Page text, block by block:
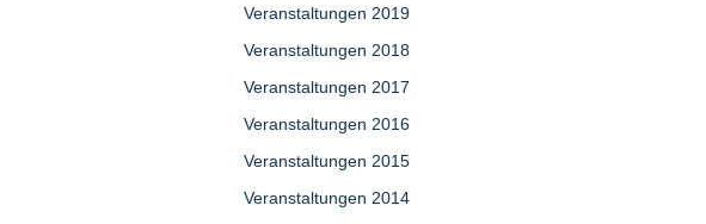
Veranstaltungen 2019
Veranstaltungen 2018
Veranstaltungen 2017
Veranstaltungen 2016
Veranstaltungen 2015
Veranstaltungen 2014